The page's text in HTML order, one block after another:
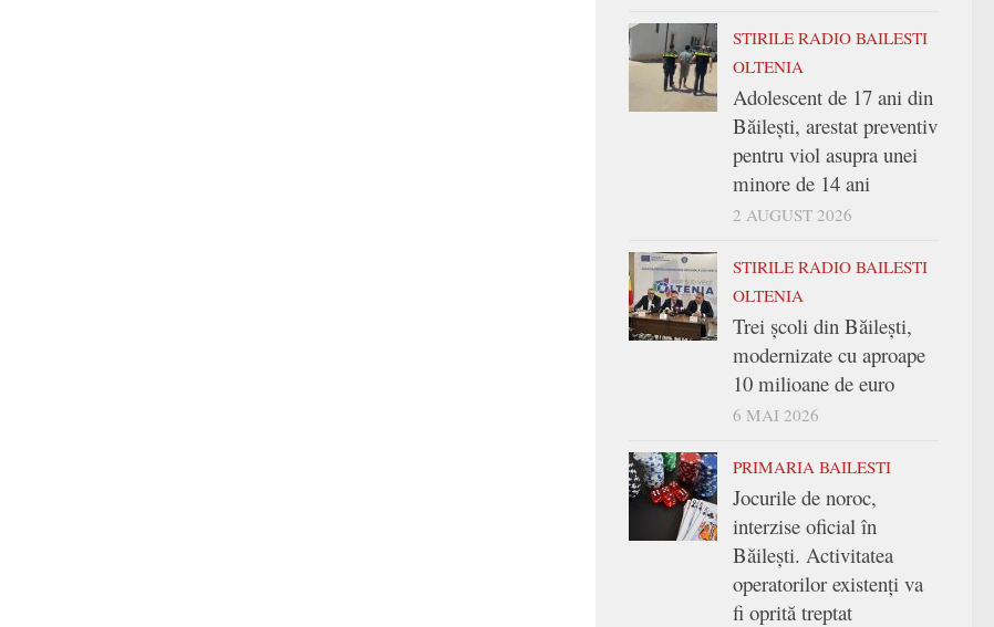
STIRILE RADIO BAILESTI
OLTENIA
Adolescent de 17 ani din
Băilești, arestat preventiv
pentru viol asupra unei
minore de 14 ani
2 AUGUST 2026
STIRILE RADIO BAILESTI
OLTENIA
Trei şcoli din Băileşti,
modernizate cu aproape
10 milioane de euro
6 MAI 2026
PRIMARIA BAILESTI
Jocurile de noroc,
interzise oficial în
Băilești. Activitatea
operatorilor existenți va
fi oprită treptat